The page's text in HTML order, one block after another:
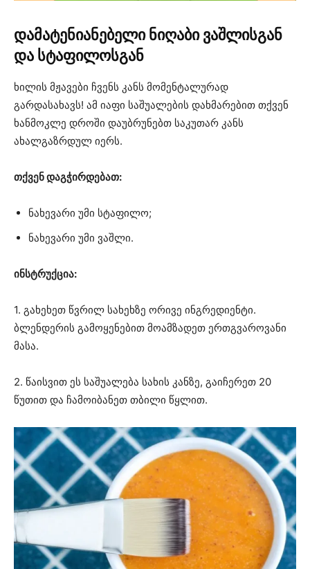
დამატენიანებელი ნიღაბი ვაშლისგან
და სტაფილოსგან
ხილის მჟავები ჩვენს კანს მომენტალურად
გარდასახავს! ამ იაფი საშუალების დახმარებით თქვენ
ხანმოკლე დროში დაუბრუნებთ საკუთარ კანს
ახალგაზრდულ იერს.
თქვენ დაგჭირდებათ:
ნახევარი უმი სტაფილო;
ნახევარი უმი ვაშლი.
ინსტრუქცია:
1. გახეხეთ წვრილ სახეხზე ორივე ინგრედიენტი.
ბლენდერის გამოყენებით მოამზადეთ ერთგვაროვანი
მასა.
2. წაისვით ეს საშუალება სახის კანზე, გაიჩერეთ 20
წუთით და ჩამოიბანეთ თბილი წყლით.